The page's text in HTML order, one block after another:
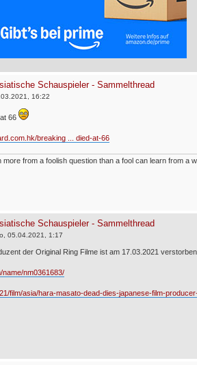
Schauspieler - Sammelthread
16:22
66
breaking ... died-at-66
more from a foolish question than a fool can learn from a
Schauspieler - Sammelthread
05.04.2021, 1:17
der Original Ring Filme ist am 17.03.2021
name/nm0361683/
film/asia/hara-masato-dead-dies-japanese-film-